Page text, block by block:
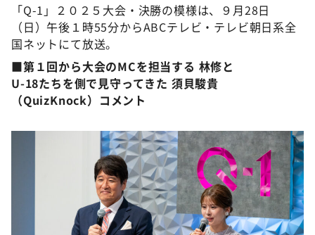
「Q-1」２０２５大会・決勝の模様は、９月28日
（日）午後１時55分からABCテレビ・テレビ朝日系全
国ネットにて放送。
■第１回から大会のMCを担当する 林修と
U-18たちを側で見守ってきた 須貝駿貴
（QuizKnock）コメント